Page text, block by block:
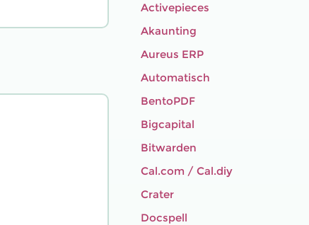
Activepieces
Akaunting
Aureus ERP
Automatisch
BentoPDF
Bigcapital
Bitwarden
Cal.com / Cal.diy
Crater
Docspell